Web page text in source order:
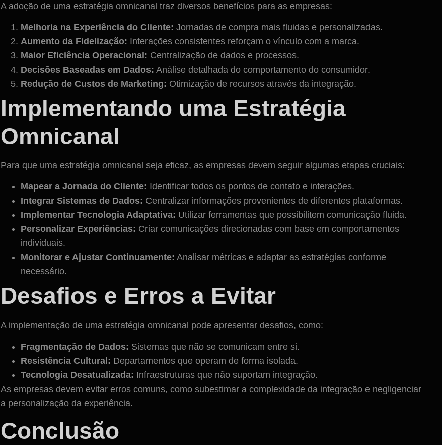
A adoção de uma estratégia omnicanal traz diversos benefícios para as empresas:
Melhoria na Experiência do Cliente: Jornadas de compra mais fluidas e personalizadas.
Aumento da Fidelização: Interações consistentes reforçam o vínculo com a marca.
Maior Eficiência Operacional: Centralização de dados e processos.
Decisões Baseadas em Dados: Análise detalhada do comportamento do consumidor.
Redução de Custos de Marketing: Otimização de recursos através da integração.
Implementando uma Estratégia
Omnicanal
Para que uma estratégia omnicanal seja eficaz, as empresas devem seguir algumas etapas cruciais:
Mapear a Jornada do Cliente: Identificar todos os pontos de contato e interações.
Integrar Sistemas de Dados: Centralizar informações provenientes de diferentes plataformas.
Implementar Tecnologia Adaptativa: Utilizar ferramentas que possibilitem comunicação fluida.
Personalizar Experiências: Criar comunicações direcionadas com base em comportamentos
individuais.
Monitorar e Ajustar Continuamente: Analisar métricas e adaptar as estratégias conforme
necessário.
Desafios e Erros a Evitar
A implementação de uma estratégia omnicanal pode apresentar desafios, como:
Fragmentação de Dados: Sistemas que não se comunicam entre si.
Resistência Cultural: Departamentos que operam de forma isolada.
Tecnologia Desatualizada: Infraestruturas que não suportam integração.
As empresas devem evitar erros comuns, como subestimar a complexidade da integração e negligenciar
a personalização da experiência.
Conclusão